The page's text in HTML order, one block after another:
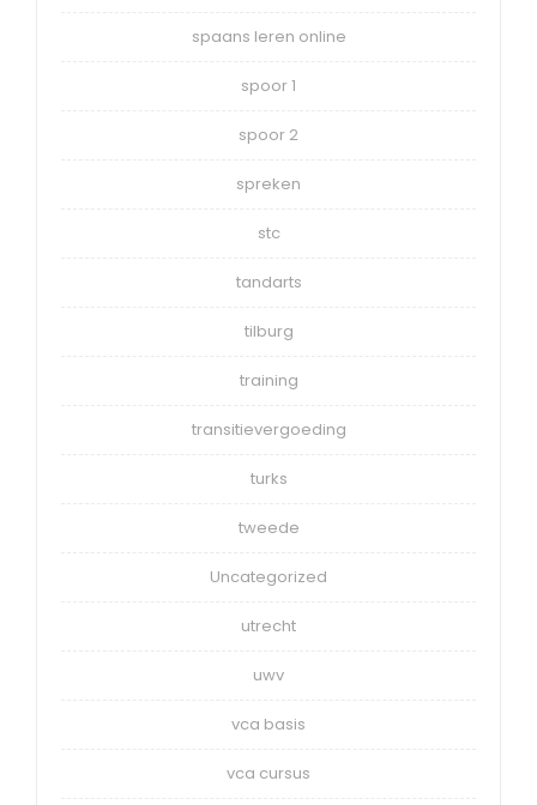
spaans leren online
spoor 1
spoor 2
spreken
stc
tandarts
tilburg
training
transitievergoeding
turks
tweede
Uncategorized
utrecht
uwv
vca basis
vca cursus